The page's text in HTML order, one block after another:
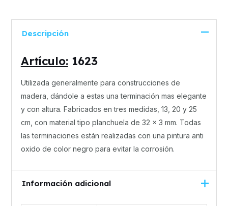
Descripción
Artículo:1623
Utilizada generalmente para construcciones de
madera, dándole a estas una terminación mas elegante
y con altura. Fabricados en tres medidas, 13, 20 y 25
cm, con material tipo planchuela de 32 x 3 mm. Todas
las terminaciones están realizadas con una pintura anti
oxido de color negro para evitar la corrosión.
Información adicional